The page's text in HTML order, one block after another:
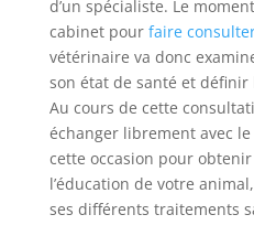
d’un spécialiste. Le
cabinet pour faire
vétérinaire va donc
son état de santé et définir
Au cours de cette
échanger librement avec
cette occasion pour
l’éducation de votre
ses différents traitements